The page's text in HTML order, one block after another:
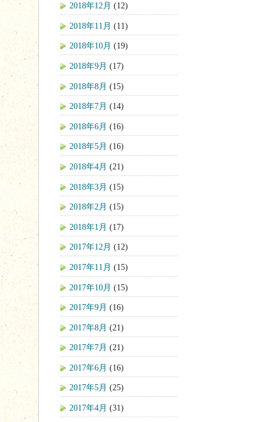
2018年12月 (12)
2018年11月 (11)
2018年10月 (19)
2018年9月 (17)
2018年8月 (15)
2018年7月 (14)
2018年6月 (16)
2018年5月 (16)
2018年4月 (21)
2018年3月 (15)
2018年2月 (15)
2018年1月 (17)
2017年12月 (12)
2017年11月 (15)
2017年10月 (15)
2017年9月 (16)
2017年8月 (21)
2017年7月 (21)
2017年6月 (16)
2017年5月 (25)
2017年4月 (31)